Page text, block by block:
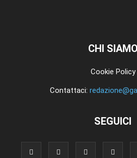
CHI SIAMO
Cookie Policy
Contattaci:
SEGUICI